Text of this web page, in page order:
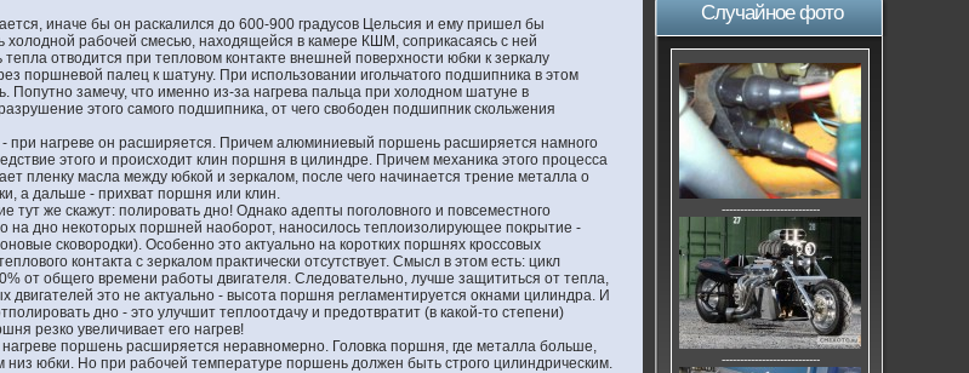
иначе бы он раскалился до 600-900 градусов Цельсия и ему пришел бы
рабочей смесью, находящейся в камере КШМ, соприкасаясь с ней
отводится при тепловом контакте внешней поверхности юбки к зеркалу
поршневой палец к шатуну. При использовании игольчатого подшипника в этом
Попутно замечу, что именно из-за нагрева пальца при холодном шатуне в
этого самого подшипника, от чего свободен подшипник скольжения
при нагреве он расширяется. Причем алюминиевый поршень расширяется намного
этого и происходит клин поршня в цилиндре. Причем механика этого процесса
пленку масла между юбкой и зеркалом, после чего начинается трение металла о
а дальше - прихват поршня или клин.
тут же скажут: полировать дно! Однако адепты поголовного и повсеместного
на дно некоторых поршней наоборот, наносилось теплоизолирующее покрытие -
сковородки). Особенно это актуально на коротких поршнях кроссовых
контакта с зеркалом практически отсутствует. Смысл в этом есть: цикл
от общего времени работы двигателя. Следовательно, лучше защититься от тепла,
двигателей это не актуально - высота поршня регламентируется окнами цилиндра. И
дно - это улучшит теплоотдачу и предотвратит (в какой-то степени)
резко увеличивает его нагрев!
поршень расширяется неравномерно. Головка поршня, где металла больше,
юбки. Но при рабочей температуре поршень должен быть строго цилиндрическим.
Случайное фото
---------------------------
---------------------------